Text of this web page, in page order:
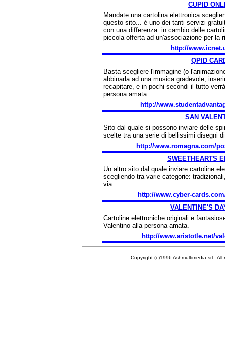
CUPID
Mandate una cartolina elettronica
questo sito... è uno dei tanti servizi
con una differenza: in cambio delle
piccola offerta ad un'associazione per la
http://
QPID
Basta scegliere l'immagine (o
abbinarla ad una musica gradevole,
recapitare, e in pochi secondi il tutto
persona amata.
http://
SAN
Sito dal quale si possono inviare delle
scelte tra una serie di bellissimi disegni
http://www.romagna.com/
SWEETHEARTS
Un altro sito dal quale inviare cartoline
scegliendo tra varie categorie:
via...
http://www.cyber-
VALENTINE'S
Cartoline elettroniche originali e
Valentino alla persona amata.
http://www.aristotle.net/
Copyright (c)1996 Ashmultimedia srl - All